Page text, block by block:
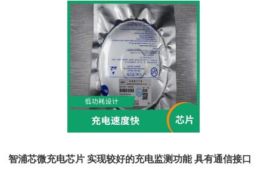
智浦芯微充电芯片 实现较好的充电监测功能 具有通信接口